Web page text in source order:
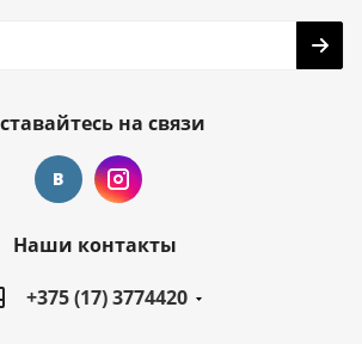
на связи
Наши контакты
+375 (17) 3774420